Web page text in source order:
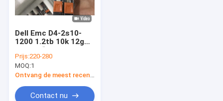
IBM-Server
de opslag van de huaweiserver
Dell Storage
Dell Emc D4-2s10-
1200 1.2tb 10k 12g
XT 380F XT480F
D4123F
Prijs:220-280
MOQ:1
Ontvang de meest recente Prijs
Contact nu